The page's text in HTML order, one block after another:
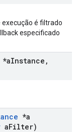
execução é filtrado
especificado
*aInstance ,
*a
aFilter)